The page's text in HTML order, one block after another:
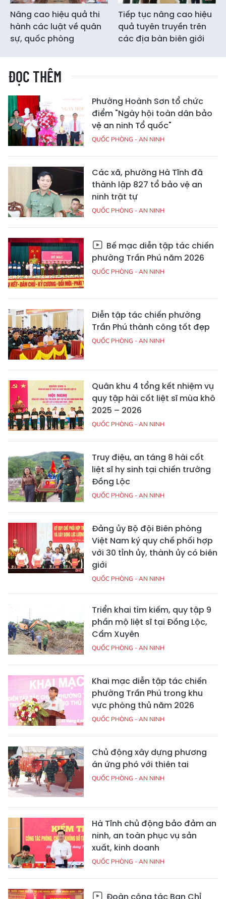
Nâng cao hiệu quả thi
hành các luật về quân
sự, quốc phòng
Tiếp tục nâng cao hiệu
quả tuyên truyền trên
các địa bàn biên giới
ĐỌC THÊM
Phường Hoành Sơn tổ chức
điểm "Ngày hội toàn dân bảo
vệ an ninh Tổ quốc"
QUỐC PHÒNG - AN NINH
Các xã, phường Hà Tĩnh đã
thành lập 827 tổ bảo vệ an
ninh trật tự
QUỐC PHÒNG - AN NINH
Bế mạc diễn tập tác chiến
phường Trần Phú năm 2026
QUỐC PHÒNG - AN NINH
Diễn tập tác chiến phường
Trần Phú thành công tốt đẹp
QUỐC PHÒNG - AN NINH
Quân khu 4 tổng kết nhiệm vụ
quy tập hài cốt liệt sĩ mùa khô
2025 – 2026
QUỐC PHÒNG - AN NINH
Truy điệu, an táng 8 hài cốt
liệt sĩ hy sinh tại chiến trường
Đồng Lộc
QUỐC PHÒNG - AN NINH
Đảng ủy Bộ đội Biên phòng
Việt Nam ký quy chế phối hợp
với 30 tỉnh ủy, thành ủy có biên
giới
QUỐC PHÒNG - AN NINH
Triển khai tìm kiếm, quy tập 9
phần mộ liệt sĩ tại Đồng Lộc,
Cẩm Xuyên
QUỐC PHÒNG - AN NINH
Khai mạc diễn tập tác chiến
phường Trần Phú trong khu
vực phòng thủ năm 2026
QUỐC PHÒNG - AN NINH
Chủ động xây dựng phương
án ứng phó với thiên tai
QUỐC PHÒNG - AN NINH
Hà Tĩnh chủ động bảo đảm an
ninh, an toàn phục vụ sản
xuất, kinh doanh
QUỐC PHÒNG - AN NINH